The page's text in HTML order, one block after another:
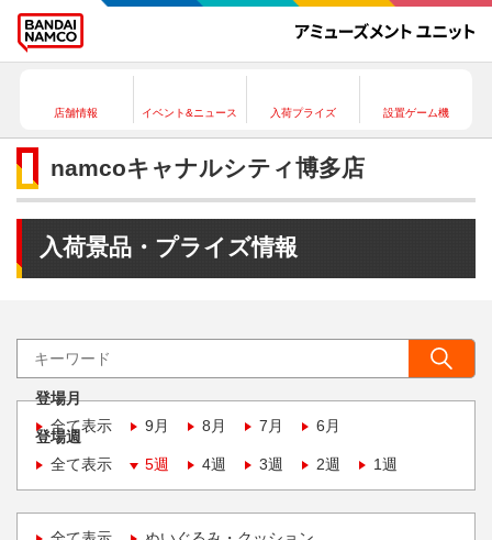
店舗情報 イベント&ニュース 入荷プライズ 設置ゲーム機
namcoキャナルシティ博多店
入荷景品・プライズ情報
登場月
全て表示
9月 8月 7月 6月
登場週
全て表示
5週 4週 3週 2週 1週